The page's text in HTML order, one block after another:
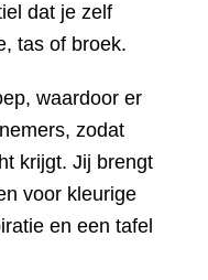
dat je zelf
tas of broek.
waardoor er
zodat
krijgt. Jij brengt
voor kleurige
en een tafel